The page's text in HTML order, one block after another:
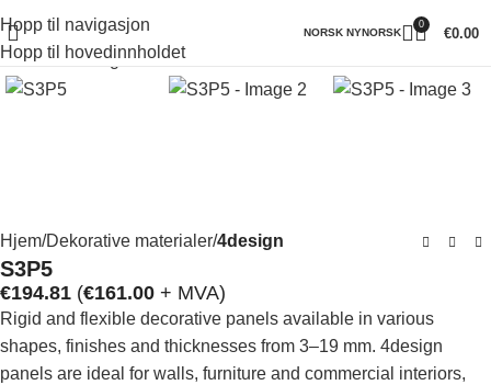
Hopp til navigasjon
Hopp til hovedinnholdet
NORSK NYNORSK
0
€0.00
Klikk for å forstørre
Hjem Dekorative materialer 4design
S3P5
€194.81 (€161.00 + MVA)
Rigid and flexible decorative panels available in various
shapes, finishes and thicknesses from 3–19 mm. 4design
panels are ideal for walls, furniture and commercial interiors,